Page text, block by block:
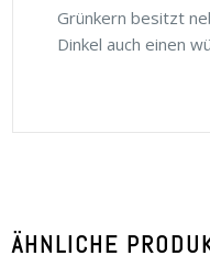
Grünkern besitzt
Dinkel auch einen
ÄHNLICHE